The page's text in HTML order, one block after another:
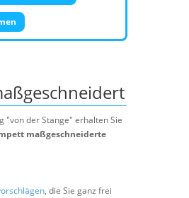
"von der Stange" erhalten Sie
maßgeschneiderte
, die Sie ganz frei